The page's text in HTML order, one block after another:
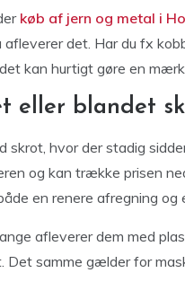
køb af jern og metal i
det. Har du fx
kan hurtigt gøre en
eller blandet
skrot, hvor der stadig
og kan trække prisen
en renere afregning og
afleverer dem med
samme gælder for